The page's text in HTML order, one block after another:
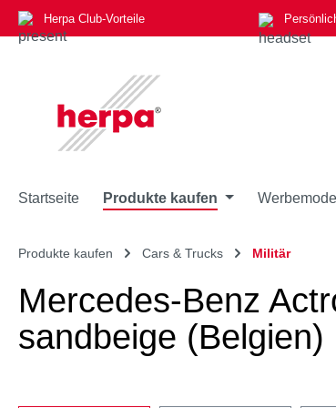
Hauptinhalt springen
Zur Suche springen
Zur Hauptnavigation springen
Herpa Club-Vorteile
Startseite Produkte kaufen
Produkte kaufen Cars & Trucks Militär
Mercedes-Benz
sandbeige (Belgien)